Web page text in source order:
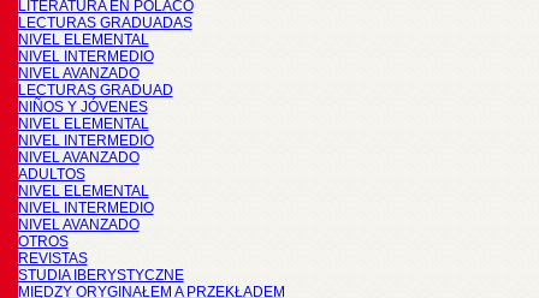
LITERATURA EN POLACO
LECTURAS GRADUADAS
NIVEL ELEMENTAL
NIVEL INTERMEDIO
NIVEL AVANZADO
LECTURAS GRADUAD
NIÑOS Y JÓVENES
NIVEL ELEMENTAL
NIVEL INTERMEDIO
NIVEL AVANZADO
ADULTOS
NIVEL ELEMENTAL
NIVEL INTERMEDIO
NIVEL AVANZADO
OTROS
REVISTAS
STUDIA IBERYSTYCZNE
MIĘDZY ORYGINAŁEM A PRZEKŁADEM